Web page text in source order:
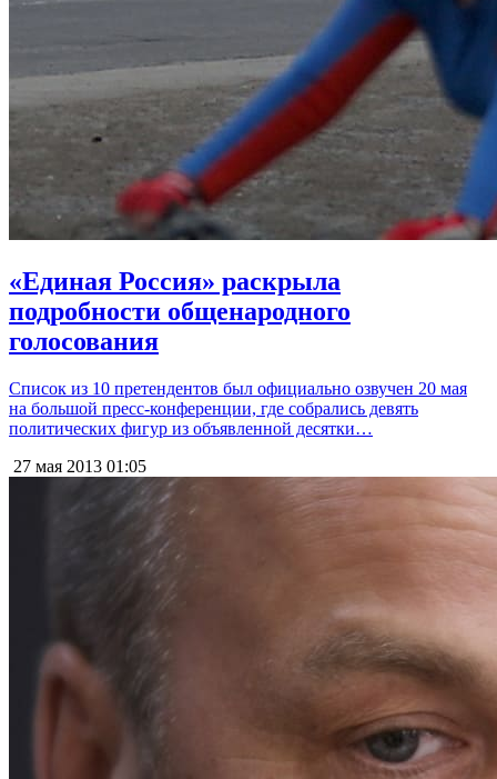
«Единая Россия» раскрыла
подробности общенародного
голосования
Список из 10 претендентов был официально озвучен 20 мая
на большой пресс-конференции, где собрались девять
политических фигур из объявленной десятки…
27 мая 2013 01:05